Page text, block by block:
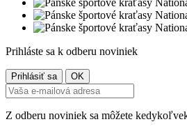
Prihláste sa k odberu noviniek
Z odberu noviniek sa môžete